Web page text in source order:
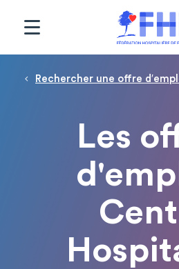
Fil d'Ariane
Rechercher une offre
Les
Panneau de gestion des